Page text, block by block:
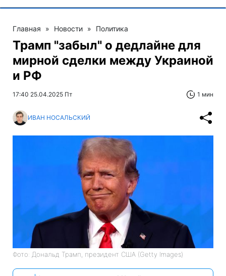
Главная » Новости » Политика
Трамп "забыл" о дедлайне для
мирной сделки между Украиной
и РФ
17:40 25.04.2025 Пт 1 мин
ИВАН НОСАЛЬСКИЙ
Фото: Дональд Трамп, президент США (Getty Images)